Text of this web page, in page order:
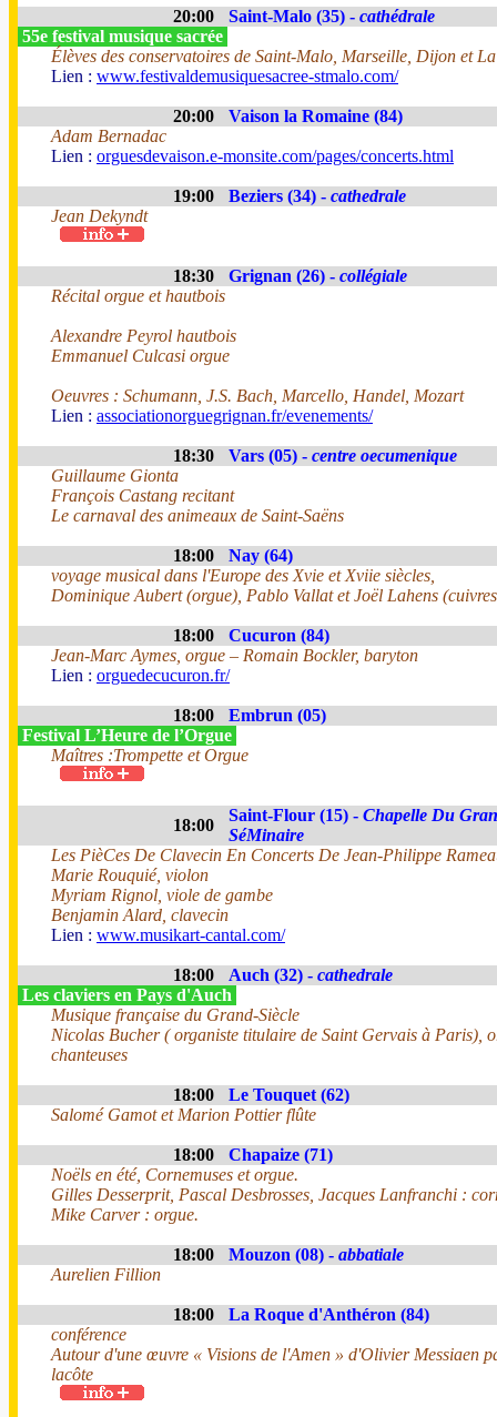
20:00 Saint-Malo (35) - cathédrale
55e festival musique sacrée
Élèves des conservatoires de Saint-Malo, Marseille, Dijon et
Lien : www.festivaldemusiquesacree-stmalo.com/
20:00
Vaison la Romaine (84)
Adam Bernadac
Lien : orguesdevaison.e-monsite.com/pages/concerts.html
19:00 Beziers (34) - cathedrale
Jean Dekyndt
18:30 Grignan (26) - collégiale
Récital orgue et hautbois
Alexandre Peyrol hautbois
Emmanuel Culcasi orgue
Oeuvres : Schumann, J.S. Bach, Marcello, Handel, Mozart
Lien : associationorguegrignan.fr/evenements/
18:30 Vars (05) - centre oecumenique
Guillaume Gionta
François Castang recitant
Le carnaval des animeaux de Saint-Saëns
18:00
Nay (64)
voyage musical dans l'Europe des Xvie et Xviie siècles,
Dominique Aubert (orgue), Pablo Vallat et Joël Lahens
18:00
Cucuron (84)
Jean-Marc Aymes, orgue – Romain Bockler, baryton
Lien : orguedecucuron.fr/
18:00
Embrun (05)
Festival L’Heure de l’Orgue
Maîtres :Trompette et Orgue
18:00
Saint-Flour (15) - Chapelle Du
SéMinaire
Les PièCes De Clavecin En Concerts De Jean-Philippe
Marie Rouquié, violon
Myriam Rignol, viole de gambe
Benjamin Alard, clavecin
Lien : www.musikart-cantal.com/
18:00 Auch (32) - cathedrale
Les claviers en Pays d'Auch
Musique française du Grand-Siècle
Nicolas Bucher ( organiste titulaire de Saint Gervais à Paris),
chanteuses
18:00
Le Touquet (62)
Salomé Gamot et Marion Pottier flûte
18:00
Chapaize (71)
Noëls en été, Cornemuses et orgue.
Gilles Desserprit, Pascal Desbrosses, Jacques Lanfranchi :
Mike Carver : orgue.
18:00 Mouzon (08) - abbatiale
Aurelien Fillion
18:00
La Roque d'Anthéron (84)
conférence
Autour d'une œuvre « Visions de l'Amen » d'Olivier Messiaen
lacôte